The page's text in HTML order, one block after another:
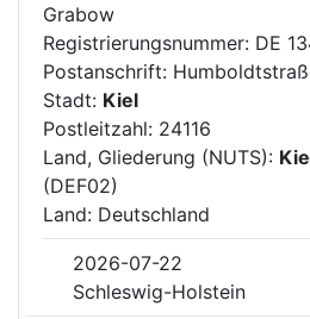
Grabow
Registrierungsnummer: DE
Postanschrift:
Stadt: Kiel
Postleitzahl: 24116
Land, Gliederung (NUTS):
(DEF02)
Land: Deutschland
2026-07-22
Schleswig-Holstein